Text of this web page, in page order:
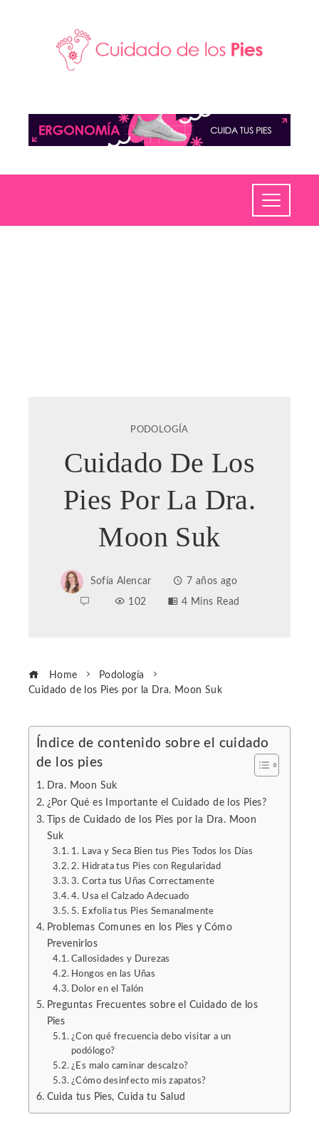
PODOLOGÍA
Cuidado De Los
Pies Por La Dra.
Moon Suk
Sofía Alencar
7 años ago
102
4 Mins Read
Home
Podología
Cuidado de los Pies por la Dra. Moon Suk
Índice de contenido sobre el cuidado
de los pies
Dra. Moon Suk
¿Por Qué es Importante el Cuidado de los Pies?
Tips de Cuidado de los Pies por la Dra. Moon
Suk
1. Lava y Seca Bien tus Pies Todos los Días
2. Hidrata tus Pies con Regularidad
3. Corta tus Uñas Correctamente
4. Usa el Calzado Adecuado
5. Exfolia tus Pies Semanalmente
Problemas Comunes en los Pies y Cómo
Prevenirlos
Callosidades y Durezas
Hongos en las Uñas
Dolor en el Talón
Preguntas Frecuentes sobre el Cuidado de los
Pies
¿Con qué frecuencia debo visitar a un
podólogo?
¿Es malo caminar descalzo?
¿Cómo desinfecto mis zapatos?
Cuida tus Pies, Cuida tu Salud